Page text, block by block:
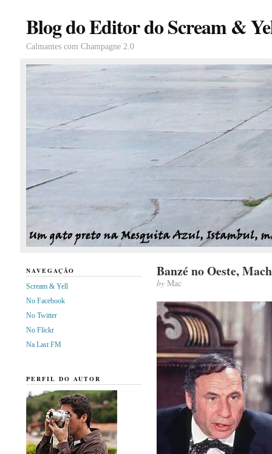
Blog do Editor do Scream &
Calmantes com Champagne 2.0
Banzé no Oeste,
byMac
NAVEGAÇÃO
Scream & Yell
No Facebook
No Twitter
No Flickr
Na Last FM
PERFIL DO AUTOR